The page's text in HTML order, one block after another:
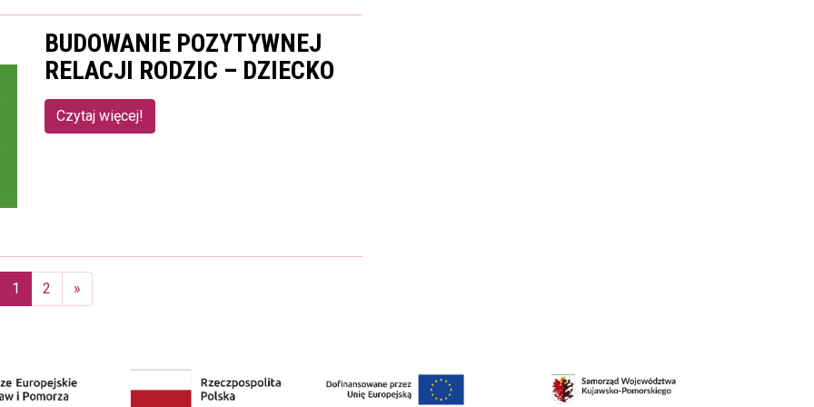
BUDOWANIE POZYTYWNEJ
RELACJI RODZIC – DZIECKO
Czytaj więcej!
1
2 »